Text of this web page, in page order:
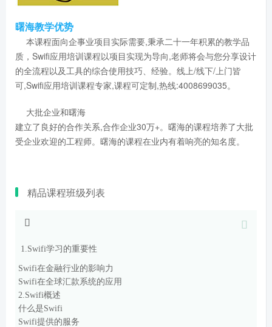
曙海教学优势
本课程面向企事业项目实际需要,秉承二十一年积累的教学品
质，Swifi应用培训课程以项目实现为导向,老师将会与您分享设计
的全流程以及工具的综合使用技巧、经验。线上/线下/上门皆
可,Swifi应用培训课程专家,课程可定制,热线:4008699035。
大批企业和曙海
建立了良好的合作关系,合作企业30万+。曙海的课程培养了大批
受企业欢迎的工程师。曙海的课程在业内有着响亮的知名度。
精品课程班级列表
1. Swifi学习的重要性
Swifi在金融行业的影响力
Swifi在全球汇款系统的应用
2. Swifi概述
什么是Swifi
Swifi提供的服务